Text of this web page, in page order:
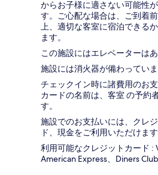
からお子様に適さない可能性
す。ご心配な場合は、ご到着
上、適切な客室に宿泊できる
ます。
この施設にはエレベーターはあ
施設には消火器が備わっていま
チェックイン時に諸費用のお
カードの名前は、客室 の予約
す。
施設でのお支払いには、クレ
ド、現金をご利用いただけます
利用可能なクレジットカード :
American Express、Diners